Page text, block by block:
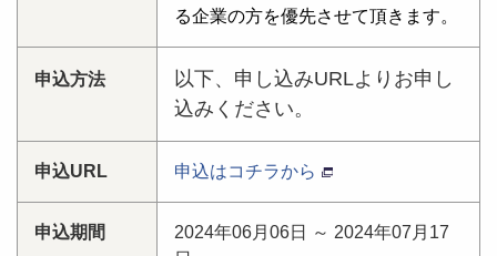
る企業の方を優先させて頂きます。
申込方法
以下、申し込みURLよりお申し
込みください。
申込URL 申込はコチラから
申込期間
2024年06月06日 ～ 2024年07月17